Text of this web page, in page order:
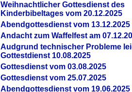
Weihnachtlicher Gottesdienst des
Kinderbibeltages vom 20.12.2025
Abendgottesdienst vom 13.12.2025
Andacht zum Waffelfest am
Audgrund technischer Probleme
Gottestdienst 10.08.2025
Gottesdienst vom 03.08.2025
Gottesdienst vom 25.07.2025
Abendgottesdienst vom 19.06.2025